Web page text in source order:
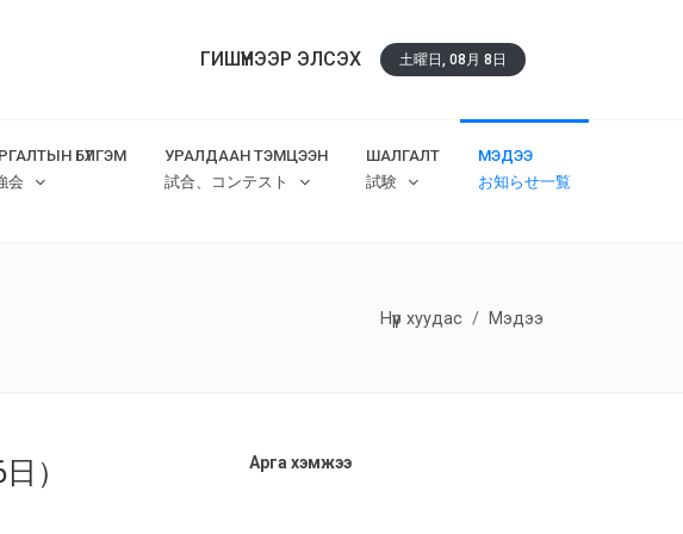
ГИШҮҮНЭЭР ЭЛСЭХ 土曜日, 08月 8日
БҮЛГЭМ
会
УРАЛДААН ТЭМЦЭЭН
試合、コンテスト
ШАЛГАЛТ
試験
МЭДЭЭ
お知らせ一覧
Нүүр хуудас Мэдээ
） Арга хэмжээ